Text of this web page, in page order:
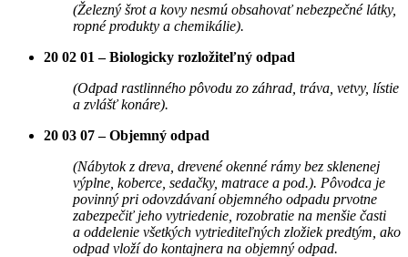
(Železný šrot a kovy nesmú obsahovať nebezpečné látky,
ropné produkty a chemikálie).
20 02 01 – Biologicky rozložiteľný odpad
(Odpad rastlinného pôvodu zo záhrad, tráva, vetvy, lístie
a zvlášť konáre).
20 03 07 – Objemný odpad
(Nábytok z dreva, drevené okenné rámy bez sklenenej
výplne, koberce, sedačky, matrace a pod.). Pôvodca je
povinný pri odovzdávaní objemného odpadu prvotne
zabezpečiť jeho vytriedenie, rozobratie na menšie časti
a oddelenie všetkých vytriediteľných zložiek predtým, ako
odpad vloží do kontajnera na objemný odpad.